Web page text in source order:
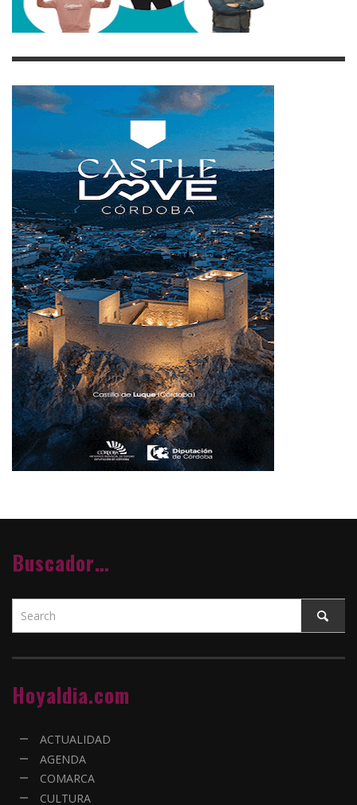
Buscador…
Hoyaldia.com
ACTUALIDAD
AGENDA
COMARCA
CULTURA